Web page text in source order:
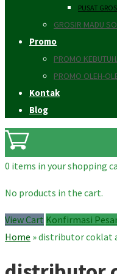
PUSAT
GROSIR MADU
Promo
PROMO
PROMO OLEH-
Kontak
Blog
0 items in your shopping
No products in the cart.
View Cart Konfirmasi
Home »distributor coklat